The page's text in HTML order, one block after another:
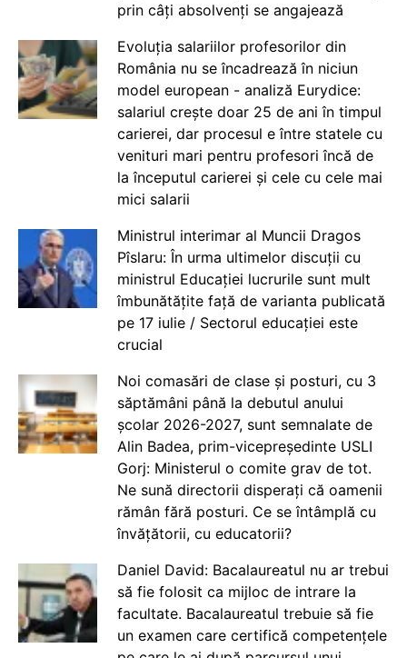
prin câți absolvenți se angajează
Evoluția salariilor profesorilor din
România nu se încadrează în niciun
model european - analiză Eurydice:
salariul crește doar 25 de ani în timpul
carierei, dar procesul e între statele cu
venituri mari pentru profesori încă de
la începutul carierei și cele cu cele mai
mici salarii
Ministrul interimar al Muncii Dragos
Pîslaru: În urma ultimelor discuții cu
ministrul Educației lucrurile sunt mult
îmbunătățite față de varianta publicată
pe 17 iulie / Sectorul educației este
crucial
Noi comasări de clase și posturi, cu 3
săptămâni până la debutul anului
școlar 2026-2027, sunt semnalate de
Alin Badea, prim-vicepreședinte USLI
Gorj: Ministerul o comite grav de tot.
Ne sună directorii disperați că oamenii
rămân fără posturi. Ce se întâmplă cu
învățătorii, cu educatorii?
Daniel David: Bacalaureatul nu ar trebui
să fie folosit ca mijloc de intrare la
facultate. Bacalaureatul trebuie să fie
un examen care certifică competențele